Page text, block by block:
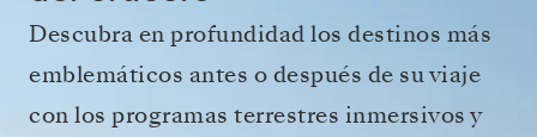
Descubra en profundidad los destinos más
emblemáticos antes o después de su viaje
con los programas terrestres inmersivos y